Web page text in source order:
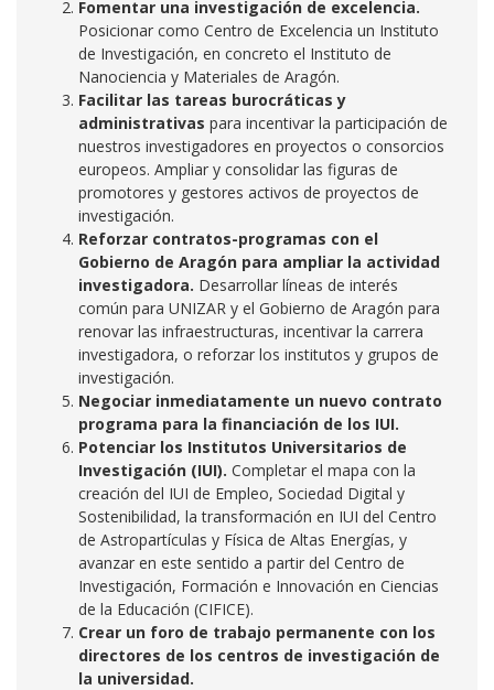
Fomentar una investigación de excelencia.
Posicionar como Centro de Excelencia un Instituto
de Investigación, en concreto el Instituto de
Nanociencia y Materiales de Aragón.
Facilitar las tareas burocráticas y
administrativas para incentivar la participación de
nuestros investigadores en proyectos o consorcios
europeos. Ampliar y consolidar las figuras de
promotores y gestores activos de proyectos de
investigación.
Reforzar contratos-programas con el
Gobierno de Aragón para ampliar la actividad
investigadora. Desarrollar líneas de interés
común para UNIZAR y el Gobierno de Aragón para
renovar las infraestructuras, incentivar la carrera
investigadora, o reforzar los institutos y grupos de
investigación.
Negociar inmediatamente un nuevo contrato
programa para la financiación de los IUI.
Potenciar los Institutos Universitarios de
Investigación (IUI). Completar el mapa con la
creación del IUI de Empleo, Sociedad Digital y
Sostenibilidad, la transformación en IUI del Centro
de Astropartículas y Física de Altas Energías, y
avanzar en este sentido a partir del Centro de
Investigación, Formación e Innovación en Ciencias
de la Educación (CIFICE).
Crear un foro de trabajo permanente con los
directores de los centros de investigación de
la universidad.